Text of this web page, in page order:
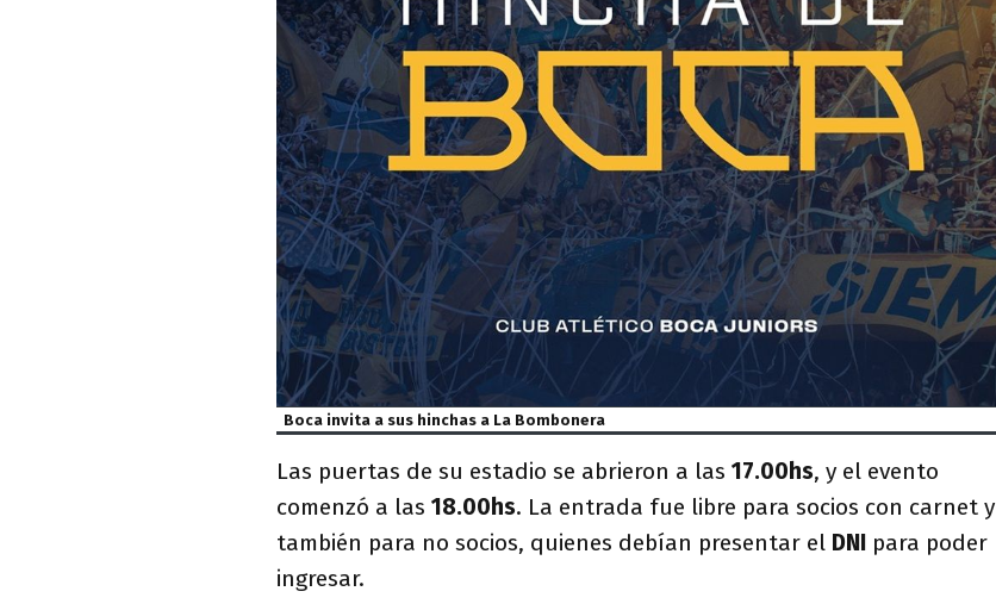
Boca invita a sus hinchas a La Bombonera
Las puertas de su estadio se abrieron a las 17.00hs, y el evento
comenzó a las 18.00hs. La entrada fue libre para socios con carnet y
también para no socios, quienes debían presentar el DNI para poder
ingresar.